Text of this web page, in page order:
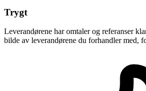
Trygt
Leverandørene har omtaler og referanser
bilde av leverandørene du forhandler med,